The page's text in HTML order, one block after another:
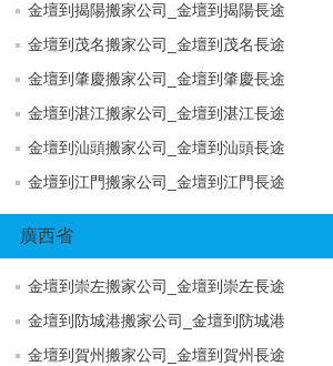
金壇到揭陽搬家公司_金壇到揭陽長途
金壇到茂名搬家公司_金壇到茂名長途
金壇到肇慶搬家公司_金壇到肇慶長途
金壇到湛江搬家公司_金壇到湛江長途
金壇到汕頭搬家公司_金壇到汕頭長途
金壇到江門搬家公司_金壇到江門長途
廣西省
金壇到崇左搬家公司_金壇到崇左長途
金壇到防城港搬家公司_金壇到防城港
金壇到賀州搬家公司_金壇到賀州長途